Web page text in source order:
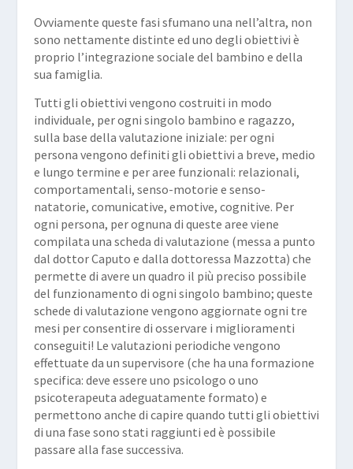
Ovviamente queste fasi sfumano una nell’altra, non
sono nettamente distinte ed uno degli obiettivi è
proprio l’integrazione sociale del bambino e della
sua famiglia.
Tutti gli obiettivi vengono costruiti in modo
individuale, per ogni singolo bambino e ragazzo,
sulla base della valutazione iniziale: per ogni
persona vengono definiti gli obiettivi a breve, medio
e lungo termine e per aree funzionali: relazionali,
comportamentali, senso-motorie e senso-
natatorie, comunicative, emotive, cognitive. Per
ogni persona, per ognuna di queste aree viene
compilata una scheda di valutazione (messa a punto
dal dottor Caputo e dalla dottoressa Mazzotta) che
permette di avere un quadro il più preciso possibile
del funzionamento di ogni singolo bambino; queste
schede di valutazione vengono aggiornate ogni tre
mesi per consentire di osservare i miglioramenti
conseguiti! Le valutazioni periodiche vengono
effettuate da un supervisore (che ha una formazione
specifica: deve essere uno psicologo o uno
psicoterapeuta adeguatamente formato) e
permettono anche di capire quando tutti gli obiettivi
di una fase sono stati raggiunti ed è possibile
passare alla fase successiva.